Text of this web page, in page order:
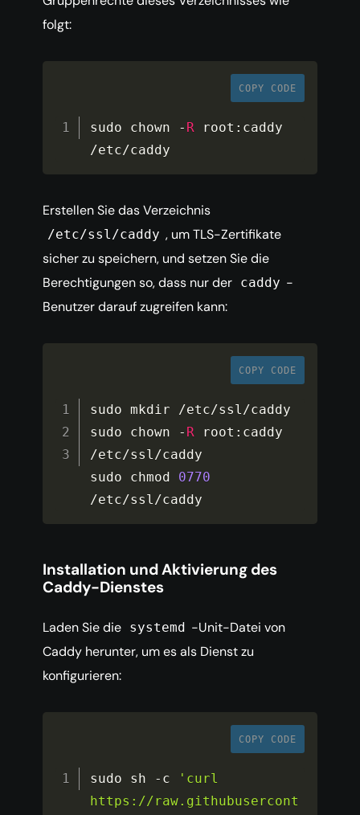
folgt:
COPY CODE
sudo chown - R root :
/etc/caddy
Erstellen Sie das Verzeichnis
/etc/ssl/caddy , um TLS-Zertifikate
sicher zu speichern, und setzen Sie die
Berechtigungen so, dass nur der caddy -
Benutzer darauf zugreifen kann:
COPY CODE
sudo mkdir /etc/ssl/caddy
sudo chown - R root :
/etc/ssl/caddy
sudo chmod 0770
/etc/ssl/caddy
Installation und Aktivierung des
Caddy-Dienstes
Laden Sie die systemd -Unit-Datei von
Caddy herunter, um es als Dienst zu
konfigurieren:
COPY CODE
sudo sh - c
'curl
https://raw.githubusercont